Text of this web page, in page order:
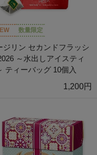
数量限定
ジリン セカンドフラッシ
～水出しアイスティ
ティーバッグ 10個入
1,200円